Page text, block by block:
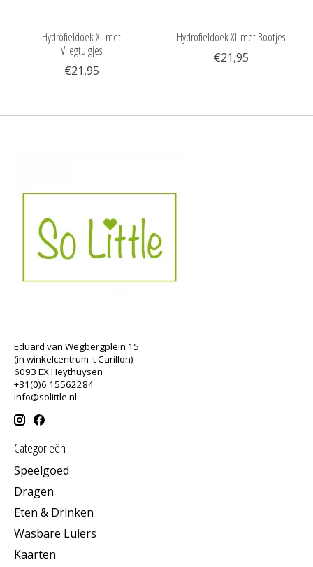
Hydrofieldoek XL met
Vliegtuigjes
€21,95
Hydrofieldoek XL met Bootjes
€21,95
Eduard van Wegbergplein 15
(in winkelcentrum 't Carillon)
6093 EX Heythuysen
+31(0)6 15562284
info@solittle.nl
Categorieën
Speelgoed
Dragen
Eten & Drinken
Wasbare Luiers
Kaarten